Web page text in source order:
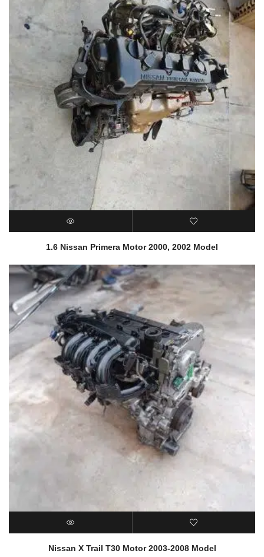
1.6 Nissan Primera Motor 2000, 2002 Model
Nissan X Trail T30 Motor 2003-2008 Model